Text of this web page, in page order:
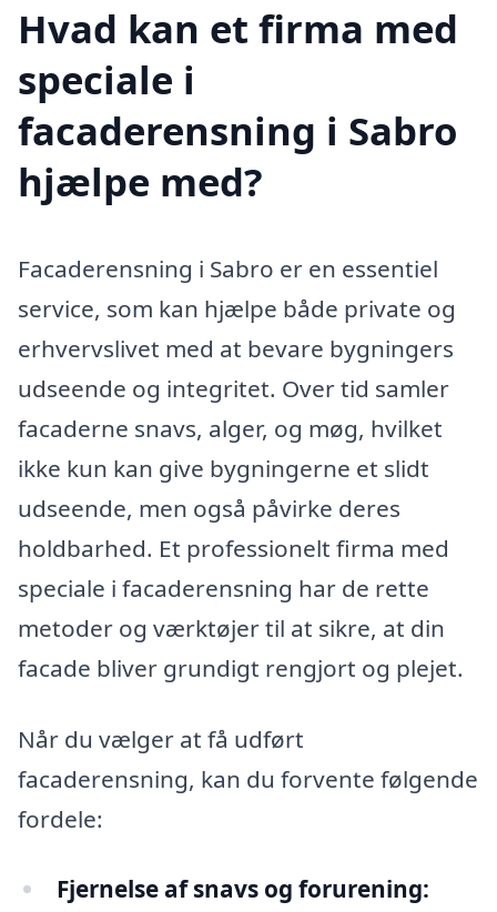
Hvad kan et firma med
speciale i
facaderensning i Sabro
hjælpe med?
Facaderensning i Sabro er en essentiel
service, som kan hjælpe både private og
erhvervslivet med at bevare bygningers
udseende og integritet. Over tid samler
facaderne snavs, alger, og møg, hvilket
ikke kun kan give bygningerne et slidt
udseende, men også påvirke deres
holdbarhed. Et professionelt firma med
speciale i facaderensning har de rette
metoder og værktøjer til at sikre, at din
facade bliver grundigt rengjort og plejet.
Når du vælger at få udført
facaderensning, kan du forvente følgende
fordele:
Fjernelse af snavs og forurening: